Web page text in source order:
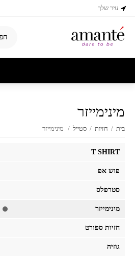
עיר שלך
מינימייזר
בית / חזיות / סטייל / מינימייזר
T SHIRT
פוש אפ
סטרפלס
מינימייזר
חזיות ספורט
גוזיה